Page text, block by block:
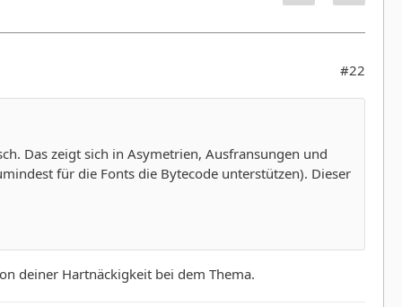
#22
Das zeigt sich in Asymetrien, Ausfransungen und
für die Fonts die Bytecode unterstützen). Dieser
deiner Hartnäckigkeit bei dem Thema.